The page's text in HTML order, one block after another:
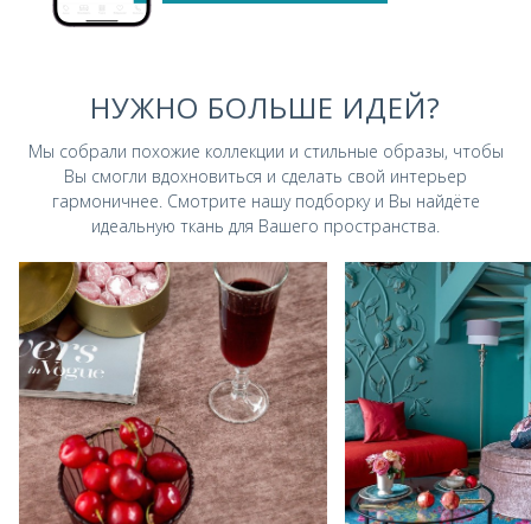
НУЖНО БОЛЬШЕ ИДЕЙ?
Мы собрали похожие коллекции и стильные образы, чтобы
Вы смогли вдохновиться и сделать свой интерьер
гармоничнее. Смотрите нашу подборку и Вы найдёте
идеальную ткань для Вашего пространства.